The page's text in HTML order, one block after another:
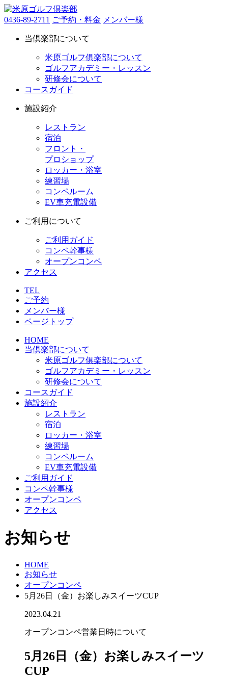
0436-89-2711 ご予約・料金 メンバー様
当倶楽部について
米原ゴルフ俱楽部について
ゴルフアカデミー・レッスン
研修会について
コースガイド
施設紹介
レストラン
宿泊
フロント・
プロショップ
ロッカー・浴室
練習場
コンペルーム
EV車充電設備
ご利用について
ご利用ガイド
コンペ幹事様
オープンコンペ
アクセス
TEL
ご予約
メンバー様
ページトップ
HOME
当倶楽部について
米原ゴルフ俱楽部について
ゴルフアカデミー・レッスン
研修会について
コースガイド
施設紹介
レストラン
宿泊
ロッカー・浴室
練習場
コンペルーム
EV車充電設備
ご利用ガイド
コンペ幹事様
オープンコンペ
アクセス
お知らせ
HOME
お知らせ
オープンコンペ
5月26日（金）お楽しみスイーツCUP
2023.04.21
オープンコンペ営業日時について
5月26日（金）お楽しみスイーツ
CUP